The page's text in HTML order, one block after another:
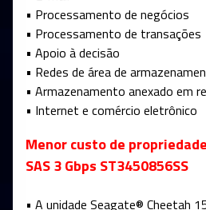
• Processamento de negócios
• Processamento de transações
• Apoio à decisão
• Redes de área de
• Armazenamento anexado em
• Internet e comércio eletrônico
Menor custo de
SAS 3 Gbps ST3450856SS
• A unidade Seagate® Cheetah